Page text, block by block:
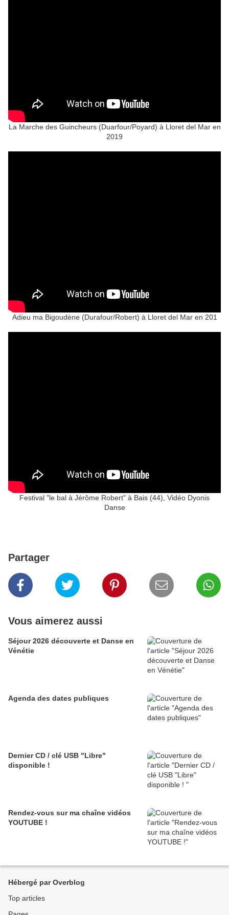
La Marche des Guincheurs (Duarfour/Poyard) à Lloret del Mar en
2019
Adieu ma Bigoudène (Durafour/Robert) à Lloret del Mar en 201
Festival "le bal à Jérôme Robert" à Bais (44), Vidéo Dyonis
Danse
Partager
Vous aimerez aussi
Séjour 2026 découverte et Danse en
Vénétie
Agenda des dates publiques
Dernier CD / clé USB "Libre"
disponible !
Rendez-vous sur ma chaîne vidéos
YOUTUBE !
Hébergé par Overblog
Top articles